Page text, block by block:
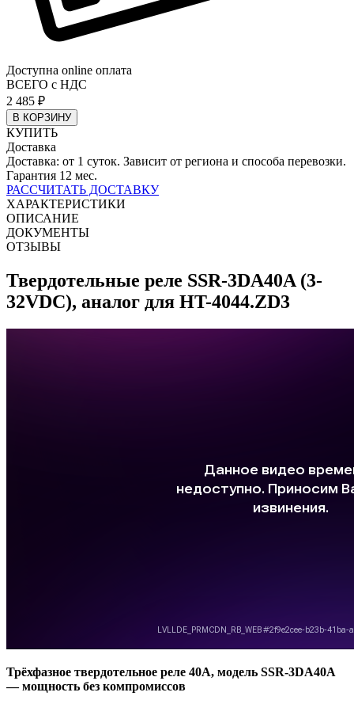
Доступна online оплата
ВСЕГО с НДС
2 485 ₽
В КОРЗИНУ
КУПИТЬ
Доставка
Доставка: от 1 суток. Зависит от региона и способа перевозки.
Гарантия 12 мес.
РАССЧИТАТЬ ДОСТАВКУ
ХАРАКТЕРИСТИКИ
ОПИСАНИЕ
ДОКУМЕНТЫ
ОТЗЫВЫ
Твердотельные реле SSR-3DA40A (3-
32VDC), аналог для HT-4044.ZD3
Трёхфазное твердотельное реле 40А, модель SSR-3DA40A
— мощность без компромиссов